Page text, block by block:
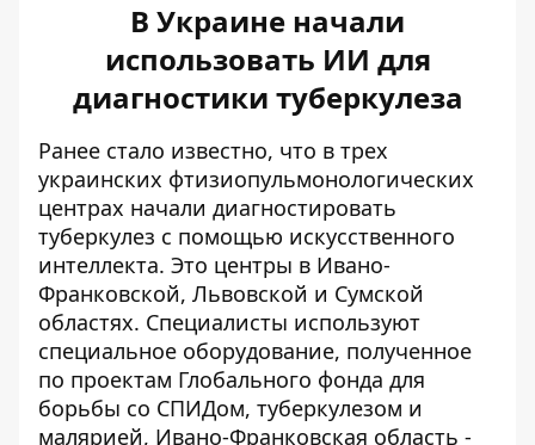
В Украине начали
использовать ИИ для
диагностики туберкулеза
Ранее стало известно, что в трех
украинских фтизиопульмонологических
центрах начали диагностировать
туберкулез с помощью искусственного
интеллекта. Это центры в Ивано-
Франковской, Львовской и Сумской
областях. Специалисты используют
специальное оборудование, полученное
по проектам Глобального фонда для
борьбы со СПИДом, туберкулезом и
малярией, Ивано-Франковская область -